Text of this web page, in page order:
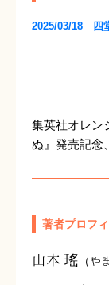
2025/03/18 四
集英社オレン
ぬ』発売記念
著者プロフ
山本 瑤 （や